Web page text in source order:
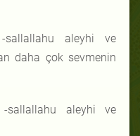
-sallallahu aleyhi ve
daha çok sevmenin
sallallahu aleyhi ve